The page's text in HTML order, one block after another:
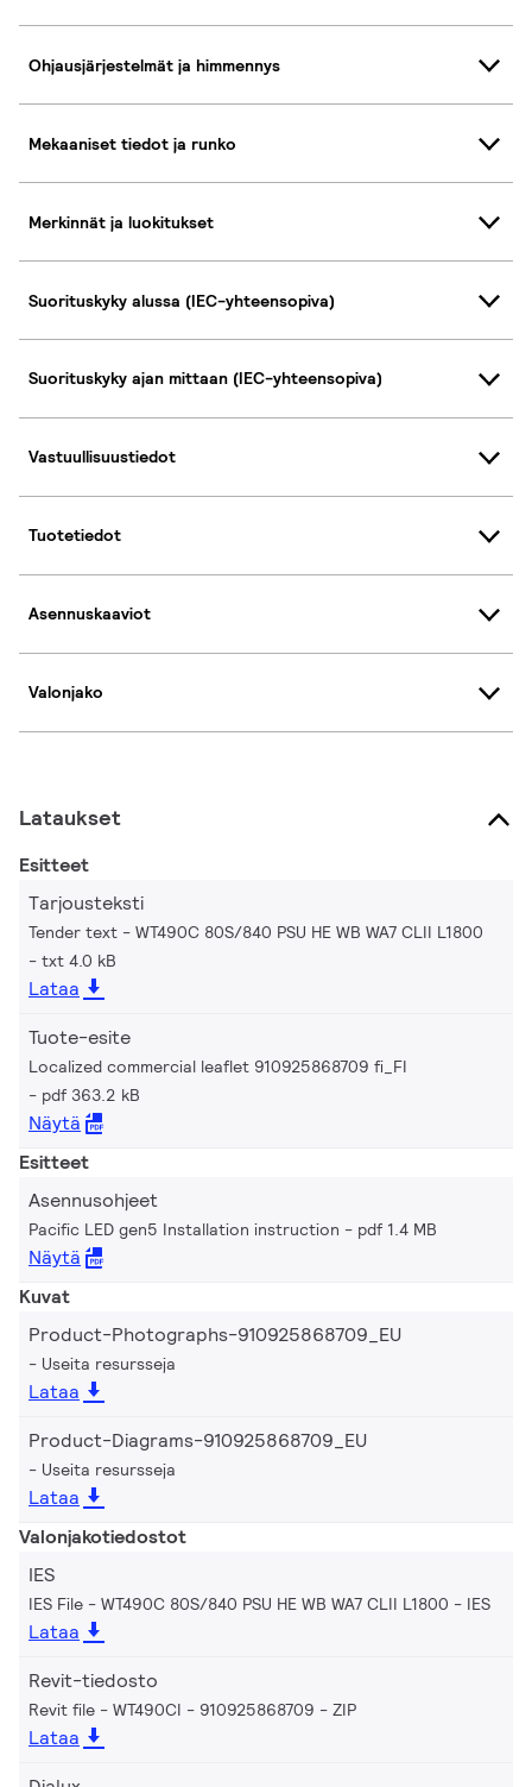
Ohjausjärjestelmät ja himmennys
Mekaaniset tiedot ja runko
Merkinnät ja luokitukset
Suorituskyky alussa (IEC-yhteensopiva)
Suorituskyky ajan mittaan (IEC-yhteensopiva)
Vastuullisuustiedot
Tuotetiedot
Asennuskaaviot
Valonjako
Lataukset
Esitteet
Tarjousteksti
Tender text - WT490C 80S/840 PSU HE WB WA7 CLII L1800
txt 4.0 kB
Lataa
Tuote-esite
Localized commercial leaflet 910925868709 fi_FI
pdf 363.2 kB
Näytä
Esitteet
Asennusohjeet
Pacific LED gen5 Installation instruction pdf 1.4 MB
Näytä
Kuvat
Product-Photographs-910925868709_EU
Useita resursseja
Lataa
Product-Diagrams-910925868709_EU
Useita resursseja
Lataa
Valonjakotiedostot
IES
IES File - WT490C 80S/840 PSU HE WB WA7 CLII L1800 IES
Lataa
Revit-tiedosto
Revit file - WT490CI - 910925868709 ZIP
Lataa